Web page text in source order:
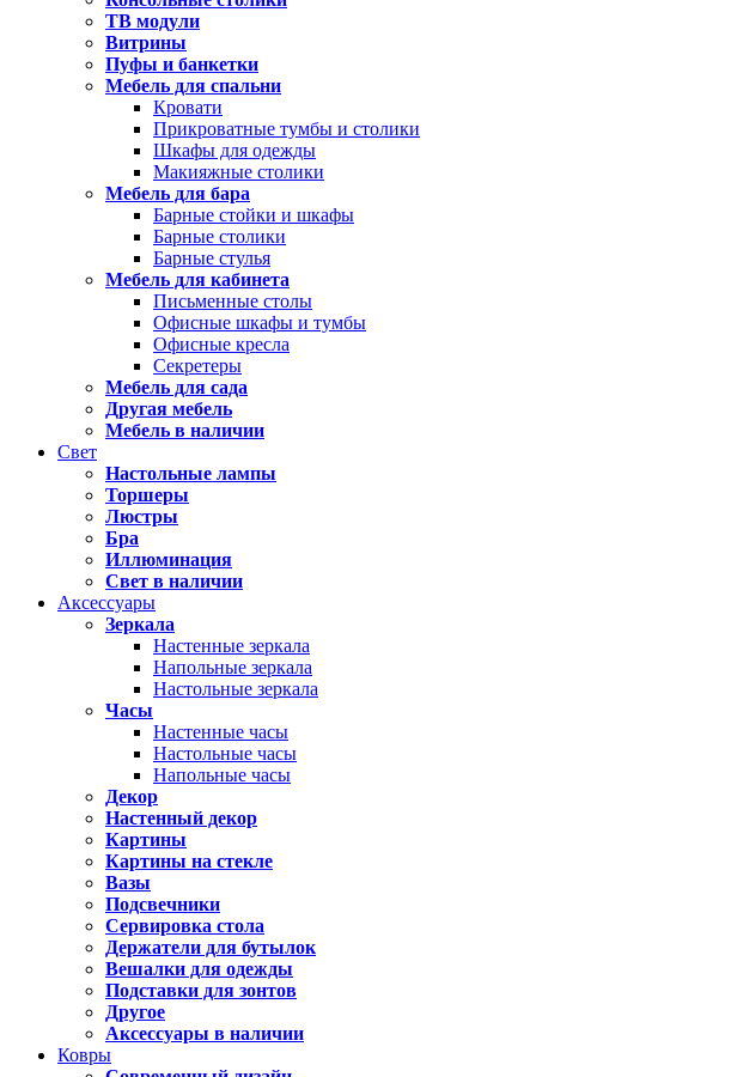
ТВ модули
Витрины
Пуфы и банкетки
Мебель для спальни
Кровати
Прикроватные тумбы и столики
Шкафы для одежды
Макияжные столики
Мебель для бара
Барные стойки и шкафы
Барные столики
Барные стулья
Мебель для кабинета
Письменные столы
Офисные шкафы и тумбы
Офисные кресла
Секретеры
Мебель для сада
Другая мебель
Мебель в наличии
Свет
Настольные лампы
Торшеры
Люстры
Бра
Иллюминация
Свет в наличии
Аксессуары
Зеркала
Настенные зеркала
Напольные зеркала
Настольные зеркала
Часы
Настенные часы
Настольные часы
Напольные часы
Декор
Настенный декор
Картины
Картины на стекле
Вазы
Подсвечники
Сервировка стола
Держатели для бутылок
Вешалки для одежды
Подставки для зонтов
Другое
Аксессуары в наличии
Ковры